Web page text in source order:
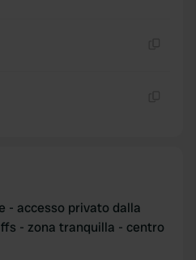
- accesso privato dalla
- zona tranquilla - centro